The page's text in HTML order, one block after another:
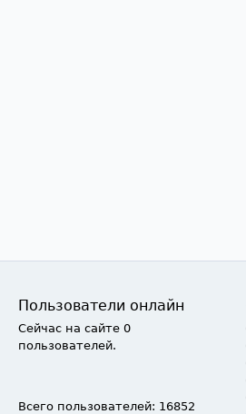
Пользователи онлайн
Сейчас на сайте 0
пользователей.
Всего пользователей: 16852